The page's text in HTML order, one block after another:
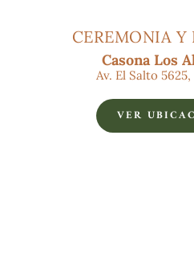
CEREMONIA Y
Casona Los
Av. El Salto
VER